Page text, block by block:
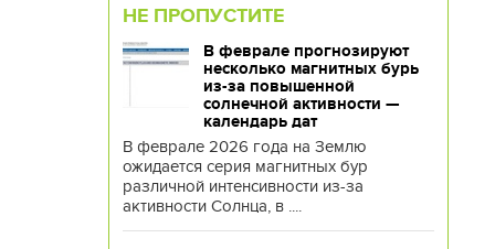
НЕ ПРОПУСТИТЕ
В феврале прогнозируют
несколько магнитных бурь
из-за повышенной
солнечной активности —
календарь дат
В феврале 2026 года на Землю
ожидается серия магнитных бур
различной интенсивности из-за
активности Солнца, в ....